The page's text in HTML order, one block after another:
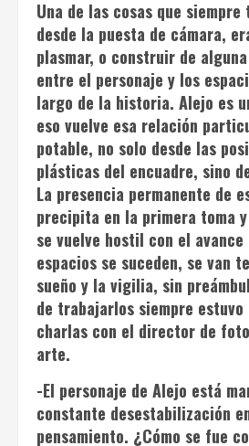
Una de las cosas que
desde la puesta de cámara,
plasmar, o construir de
entre el personaje y los
largo de la historia. Alejo es
eso vuelve esa relación
potable, no solo desde las
plásticas del encuadre, sino
La presencia permanente de
precipita en la primera toma
se vuelve hostil con el
espacios se suceden, se van
sueño y la vigilia, sin
de trabajarlos siempre
charlas con el director de
arte.
-El personaje de Alejo está
constante desestabilización
pensamiento. ¿Cómo se fue